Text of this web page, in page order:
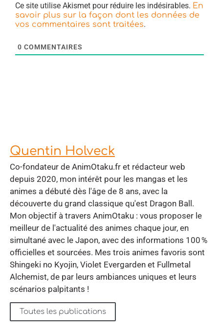
Ce site utilise Akismet pour réduire les indésirables. En
savoir plus sur la façon dont les données de
vos commentaires sont traitées.
0 COMMENTAIRES
Quentin Holveck
Co-fondateur de AnimOtaku.fr et rédacteur web
depuis 2020, mon intérêt pour les mangas et les
animes a débuté dès l'âge de 8 ans, avec la
découverte du grand classique qu'est Dragon Ball.
Mon objectif à travers AnimOtaku : vous proposer le
meilleur de l'actualité des animes chaque jour, en
simultané avec le Japon, avec des informations 100 %
officielles et sourcées. Mes trois animes favoris sont
Shingeki no Kyojin, Violet Evergarden et Fullmetal
Alchemist, de par leurs ambiances uniques et leurs
scénarios palpitants !
Toutes les publications